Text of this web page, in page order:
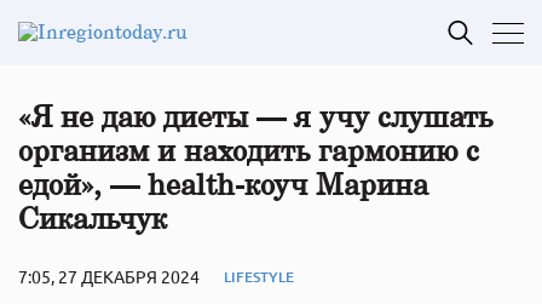
«Я не даю диеты — я учу слушать
организм и находить гармонию с
едой», — health-коуч Марина
Сикальчук
7:05, 27 ДЕКАБРЯ 2024 LIFESTYLE